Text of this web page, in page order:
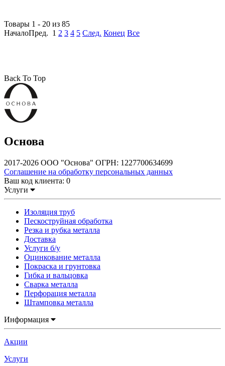
Товары 1 - 20 из 85
НачалоПред. 1 2 3 4 5 След. Конец Все
Back To Top
Основа
2017-2026 ООО "Основа" ОГРН: 1227700634699
Соглашение на обработку персональных данных
Ваш код клиента: 0
Услуги
Изоляция труб
Пескоструйная обработка
Резка и рубка металла
Доставка
Услуги б/у
Оцинкование металла
Покраска и грунтовка
Гибка и вальцовка
Сварка металла
Перфорация металла
Штамповка металла
Информация
Акции
Услуги